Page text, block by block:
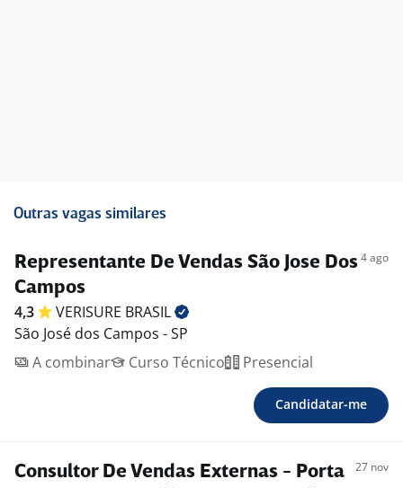
Outras vagas similares
Representante De Vendas São Jose Dos
Campos
4 ago
4,3 VERISURE BRASIL
São José dos Campos - SP
A combinar
Curso Técnico Presencial
Candidatar-me
Consultor De Vendas Externas - Porta
27 nov